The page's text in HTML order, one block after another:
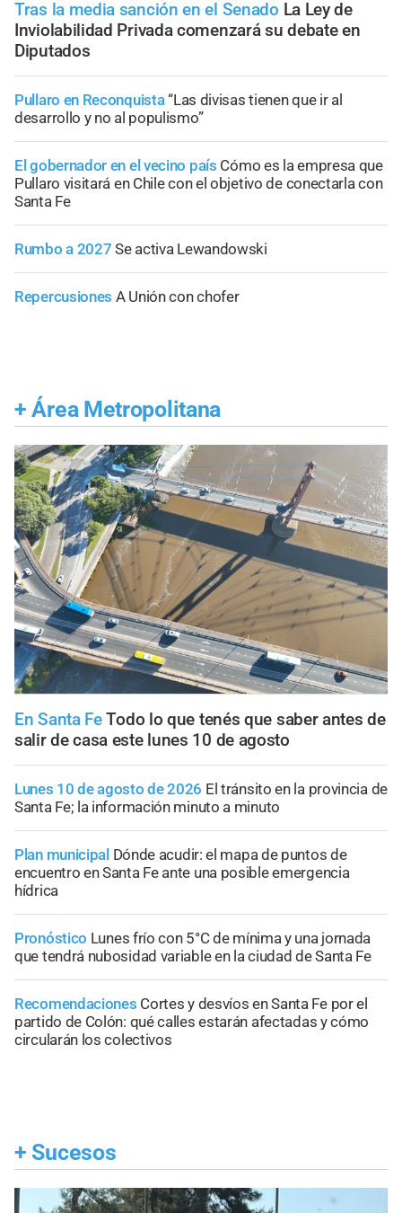
Tras la media sanción en el Senado La Ley de
Inviolabilidad Privada comenzará su debate en
Diputados
Pullaro en Reconquista“Las divisas tienen que ir al
desarrollo y no al populismo”
El gobernador en el vecino país Cómo es la empresa que
Pullaro visitará en Chile con el objetivo de conectarla con
Santa Fe
Rumbo a 2027 Se activa Lewandowski
Repercusiones A Unión con chofer
+ Área Metropolitana
En Santa FeTodo lo que tenés que saber antes de
salir de casa este lunes 10 de agosto
Lunes 10 de agosto de 2026 El tránsito en la provincia de
Santa Fe; la información minuto a minuto
Plan municipal Dónde acudir: el mapa de puntos de
encuentro en Santa Fe ante una posible emergencia
hídrica
Pronóstico Lunes frío con 5°C de mínima y una jornada
que tendrá nubosidad variable en la ciudad de Santa Fe
Recomendaciones Cortes y desvíos en Santa Fe por el
partido de Colón: qué calles estarán afectadas y cómo
circularán los colectivos
+ Sucesos